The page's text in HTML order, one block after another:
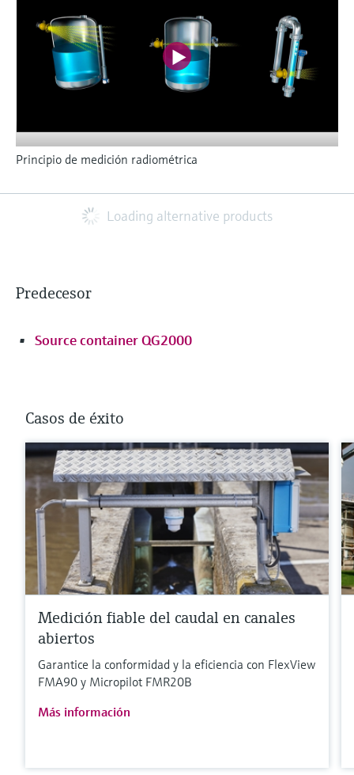
Principio de medición radiométrica
Loading alternative products
Predecesor
Source container QG2000
Casos de éxito
Medición fiable del caudal en canales
abiertos
Garantice la conformidad y la eficiencia con FlexView
FMA90 y Micropilot FMR20B
Más información